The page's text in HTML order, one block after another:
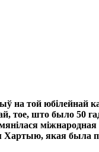
на той юбілейнай
што было 50
якая была